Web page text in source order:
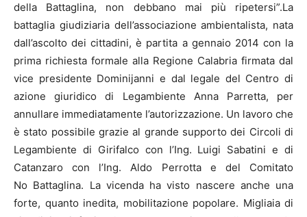
della Battaglina, non debbano mai più ripetersi”.La
battaglia giudiziaria dell’associazione ambientalista, nata
dall’ascolto dei cittadini, è partita a gennaio 2014 con la
prima richiesta formale alla Regione Calabria firmata dal
vice presidente Dominijanni e dal legale del Centro di
azione giuridico di Legambiente Anna Parretta, per
annullare immediatamente l’autorizzazione. Un lavoro che
è stato possibile grazie al grande supporto dei Circoli di
Legambiente di Girifalco con l’Ing. Luigi Sabatini e di
Catanzaro con l’Ing. Aldo Perrotta e del Comitato
No Battaglina. La vicenda ha visto nascere anche una
forte, quanto inedita, mobilitazione popolare. Migliaia di